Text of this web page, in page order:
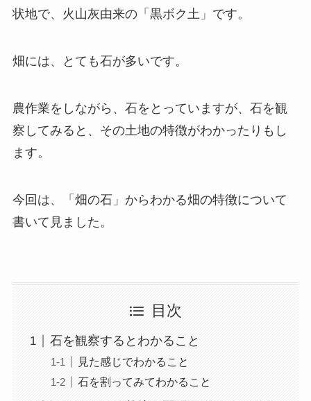
状地で、火山灰由来の「黒ボク土」です。
畑には、とても石が多いです。
農作業をしながら、石をとっていますが、石を観
察してみると、その土地の特徴がわかったりもし
ます。
今回は、「畑の石」からわかる畑の特徴について
書いて見ました。
目次
石を観察するとわかること
見た感じでわかること
石を割ってみてわかること